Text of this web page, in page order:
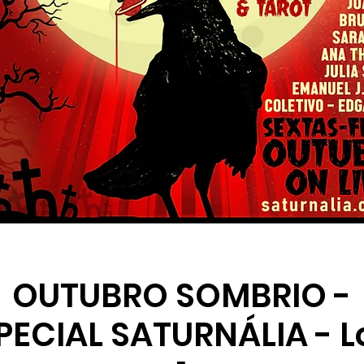
OUTUBRO SOMBRIO -
SATURNÁLIA -